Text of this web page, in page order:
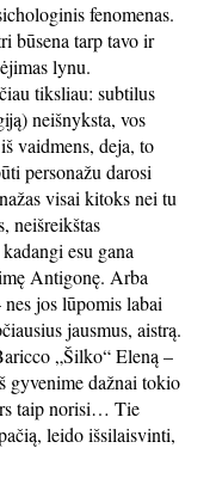
fenomenas.
būsena tarp tavo ir
lynu.
tiksliau: subtilus
neišnyksta, vos
vaidmens, deja, to
personažu darosi
visai kitoks nei tu
neišreikštas
esu gana
Antigonę. Arba
jos lūpomis labai
jausmus, aistrą.
„Šilko“ Eleną –
gyvenime dažnai tokio
taip norisi… Tie
leido išsilaisvinti,